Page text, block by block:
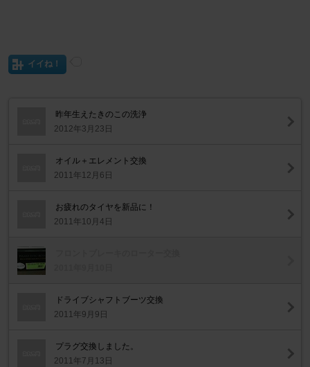
イイね！
昨年生えたきのこの洗浄
2012年3月23日
オイル＋エレメント交換
2011年12月6日
お疲れのタイヤを新品に！
2011年10月4日
ドライブシャフトブーツ交換
2011年9月9日
プラグ交換しました。
2011年7月13日